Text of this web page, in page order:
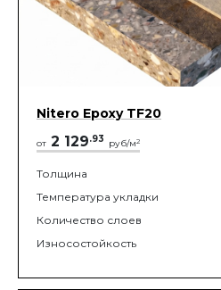
Nitero Epoxy TF20
от 2 129.93 руб/м2
Толщина
Температура укладки
Количество слоев
Износостойкость